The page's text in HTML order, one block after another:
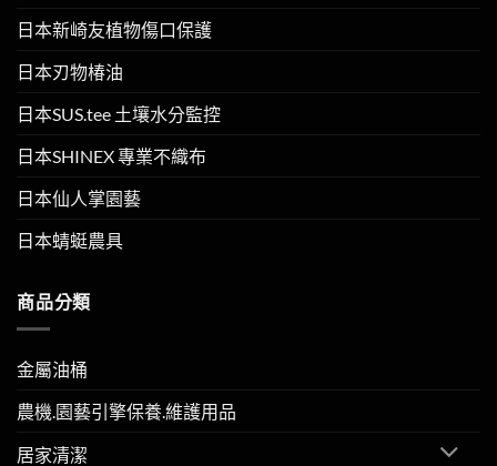
日本新崎友植物傷口保護
日本刃物椿油
日本SUS.tee 土壤水分監控
日本SHINEX 專業不織布
日本仙人掌園藝
日本蜻蜓農具
商品分類
金屬油桶
農機.園藝引擎保養.維護用品
居家清潔